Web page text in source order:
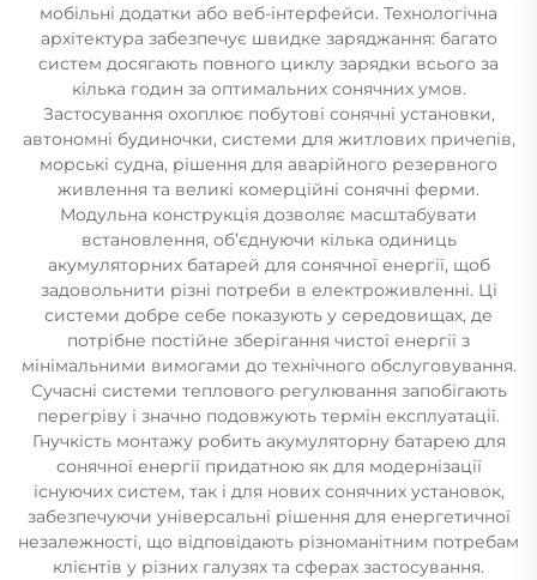
мобільні додатки або веб-інтерфейси. Технологічна
архітектура забезпечує швидке заряджання: багато
систем досягають повного циклу зарядки всього за
кілька годин за оптимальних сонячних умов.
Застосування охоплює побутові сонячні установки,
автономні будиночки, системи для житлових причепів,
морські судна, рішення для аварійного резервного
живлення та великі комерційні сонячні ферми.
Модульна конструкція дозволяє масштабувати
встановлення, об’єднуючи кілька одиниць
акумуляторних батарей для сонячної енергії, щоб
задовольнити різні потреби в електроживленні. Ці
системи добре себе показують у середовищах, де
потрібне постійне зберігання чистої енергії з
мінімальними вимогами до технічного обслуговування.
Сучасні системи теплового регулювання запобігають
перегріву і значно подовжують термін експлуатації.
Гнучкість монтажу робить акумуляторну батарею для
сонячної енергії придатною як для модернізації
існуючих систем, так і для нових сонячних установок,
забезпечуючи універсальні рішення для енергетичної
незалежності, що відповідають різноманітним потребам
клієнтів у різних галузях та сферах застосування.